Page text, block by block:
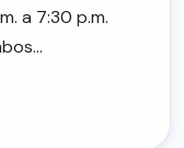
a 7:30 p.m.